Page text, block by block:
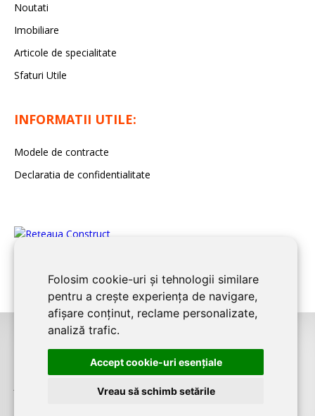
Folosim cookie-uri și tehnologii similare
pentru a crește experiența de navigare,
afișare conținut, reclame personalizate,
analiză trafic.
Accept cookie-uri esenţiale
Vreau să schimb setările
Noutati
Imobiliare
Articole de specialitate
Sfaturi Utile
INFORMATII UTILE:
Modele de contracte
Declaratia de confidentialitate
BUCURESTI CONSTRUCTeste un serviciu de promovare online
pentru firme. Proiect digital dezvoltat deLIVE COMMUNICATIONS SRL
J12/4191/2006, RO19492087